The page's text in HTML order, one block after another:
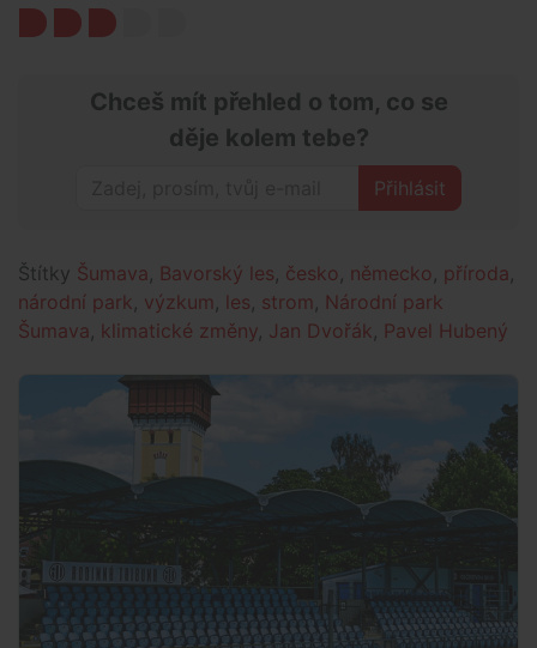
Chceš mít přehled o tom, co se
děje kolem tebe?
Přihlásit
Štítky Šumava Bavorský les česko německo příroda
národní park výzkum les strom
Národní park
Šumava klimatické změny Jan Dvořák Pavel Hubený